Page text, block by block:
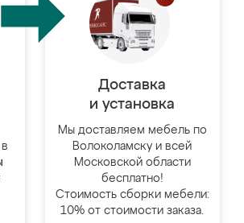
Доставка
и установка
Мы доставляем мебель по
Волоколамску и всей
Московской области
бесплатно!
Стоимость сборки мебели:
10% от стоимости заказа.